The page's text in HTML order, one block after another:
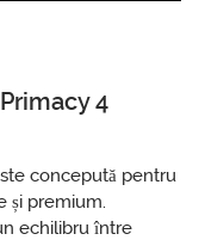
4
concepută pentru
și premium.
echilibru între